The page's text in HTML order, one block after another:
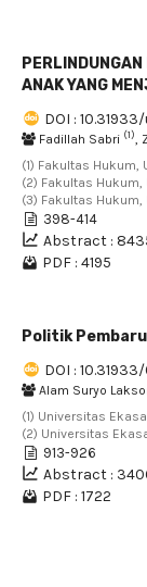
ANAK YANG
DOI :
Fadillah Sabri (1)
(1) Fakultas Hukum,
(2) Fakultas Hukum,
(3) Fakultas
398-414
Abstract :
PDF : 4195
Politik
DOI :
Alam Suryo
(1) Universitas
(2) Universitas
913-926
Abstract :
PDF : 1722